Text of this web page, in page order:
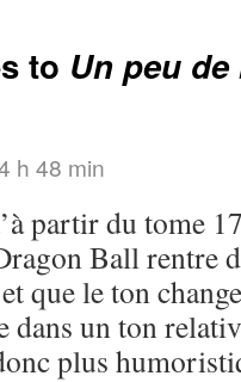
to Un peu
h 48 min
partir du tome
Ball rentre
que le ton
dans un ton
plus